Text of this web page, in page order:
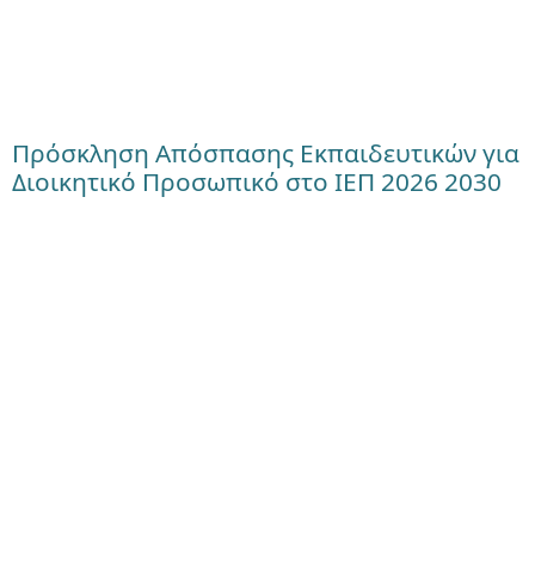
Πρόσκληση Απόσπασης Εκπαιδευτικών για
Διοικητικό Προσωπικό στο ΙΕΠ 2026 2030